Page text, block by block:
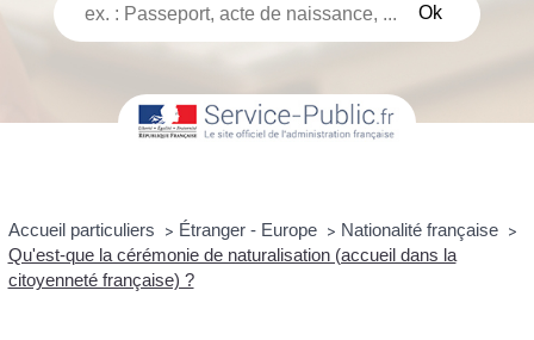
Accueil particuliers > Étranger - Europe > Nationalité française >
Qu'est-que la cérémonie de naturalisation (accueil dans la
citoyenneté française) ?